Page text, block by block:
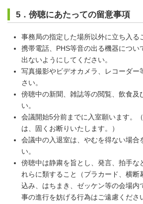
5．傍聴にあたっての留意事項
事務局の指定した場所以外に立ち入る
携帯電話、PHS等音の出る機器につい
出ないようにしてください。
写真撮影やビデオカメラ、レコーダー
さい。
傍聴中の新聞、雑誌等の閲覧、飲食及
い。
会議開始5分前までに入室願います。
は、固くお断りいたします。）
会議中の入退室は、やむを得ない場合
い。
傍聴中は静粛を旨とし、発言、拍手な
れらに類すること（プラカード、横断
込み、はちまき、ゼッケン等の会場内
事の進行を妨げる行為はご遠慮くださ